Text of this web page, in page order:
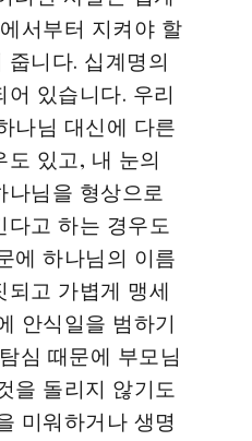
서부터 지켜야 할
니다. 십계명의
있습니다. 우리
나님 대신에 다른
있고, 내 눈의
님을 형상으로
다고 하는 경우도
에 하나님의 이름
되고 가볍게 맹세
안식일을 범하기
심 때문에 부모님
을 돌리지 않기도
미워하거나 생명